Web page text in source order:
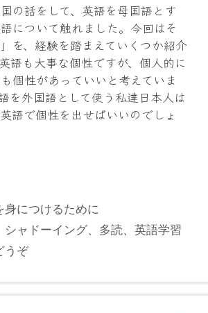
の話をして、英語を母国語とす
について触れました。今回はそ
を、経験を踏まえていくつか紹介
語も大事な個性ですが、個人的に
個性があっていいと考えていま
を外国語として使う私達日本人は
語で個性を出せばいいのでしょ
身につけるために
シャドーイング、 多読、英語学習
うぞ